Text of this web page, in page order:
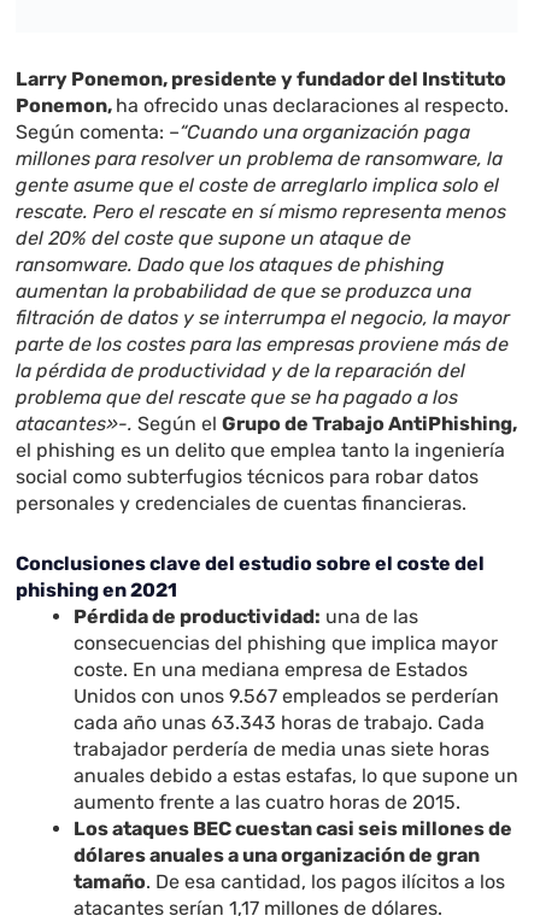
Larry Ponemon, presidente y fundador del Instituto
Ponemon, ha ofrecido unas declaraciones al respecto.
Según comenta: –“Cuando una organización paga
millones para resolver un problema de ransomware, la
gente asume que el coste de arreglarlo implica solo el
rescate. Pero el rescate en sí mismo representa menos
del 20% del coste que supone un ataque de
ransomware.Dado que los ataques de phishing
aumentan la probabilidad de que se produzca una
filtración de datos y se interrumpa el negocio, la mayor
parte de los costes para las empresas proviene más de
la pérdida de productividad y de la reparación del
problema que del rescate que se ha pagado a los
atacantes»-. Según elGrupo de Trabajo AntiPhishing,
el phishing es un delito que emplea tanto la ingeniería
social como subterfugios técnicos para robar datos
personales y credenciales de cuentas financieras.
Conclusiones clave del estudio sobre el coste del
phishing en 2021
Pérdida de productividad: una de las
consecuencias del phishing que implica mayor
coste. En una mediana empresa de Estados
Unidos con unos 9.567 empleados se perderían
cada año unas 63.343 horas de trabajo. Cada
trabajador perdería de media unas siete horas
anuales debido a estas estafas, lo que supone un
aumento frente a las cuatro horas de 2015.
Los ataques BEC cuestan casi seis millones de
dólares anuales a una organización de gran
tamaño. De esa cantidad, los pagos ilícitos a los
atacantes serían 1,17 millones de dólares.